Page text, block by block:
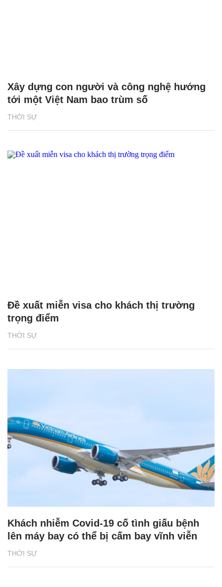
THỜI SỰ
Xây dựng con người và công nghệ hướng
tới một Việt Nam bao trùm số
THỜI SỰ
Đề xuất miễn visa cho khách thị trường
trọng điểm
THỜI SỰ
Khách nhiễm Covid-19 cố tình giấu bệnh
lên máy bay có thể bị cấm bay vĩnh viễn